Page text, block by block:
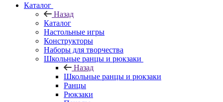
Каталог
Назад
Каталог
Настольные игры
Конструкторы
Наборы для творчества
Школьные ранцы и рюкзаки
Назад
Школьные ранцы и рюкзаки
Ранцы
Рюкзаки